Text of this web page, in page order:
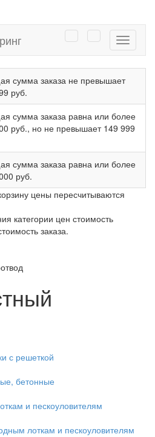
сумма заказа не превышает
руб.
сумма заказа равна или более
руб., но не превышает 149 999
сумма заказа равна или более
руб.
цены пересчитываются
категории цен стоимость
заказа.
с решеткой
бетонные
и пескоуловителям
лоткам и пескоуловителям